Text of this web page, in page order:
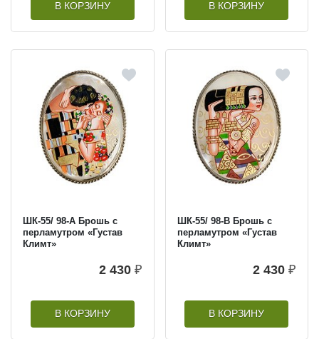
В КОРЗИНУ В КОРЗИНУ
ШК-55/ 98-A Брошь с
перламутром «Густав
Климт»
2 430 ₽
В КОРЗИНУ
ШК-55/ 98-B Брошь с
перламутром «Густав
Климт»
2 430 ₽
В КОРЗИНУ